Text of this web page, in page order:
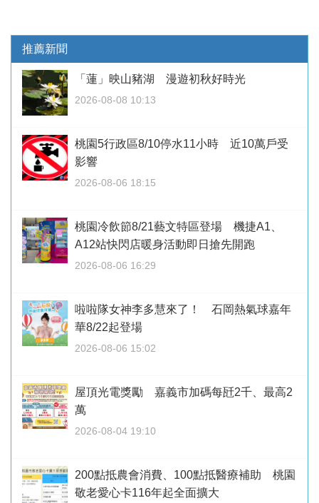
推薦新聞
「蓮」映山豬湖 漫遊初秋好時光
2026-08-08 10:13
桃園5行政區8/10停水11小時 近10萬戶受
影響
2026-08-06 18:15
桃園冷飲節8/21藝文特區登場 機捷A1、
A12站快閃店暖身活動即日搶先開跑
2026-08-06 16:29
啦啦隊女神李多慧來了！ 石岡熱氣球嘉年
華8/22起登場
2026-08-06 15:02
屋頂光電獎勵 嘉義市加碼每瓩2千、最高2
萬
2026-08-04 19:10
200點抵農會消費、100點抵醫療補助 桃園
敬老愛心卡116年起全面擴大